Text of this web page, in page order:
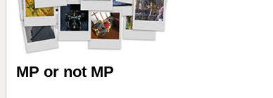
MP or not MP